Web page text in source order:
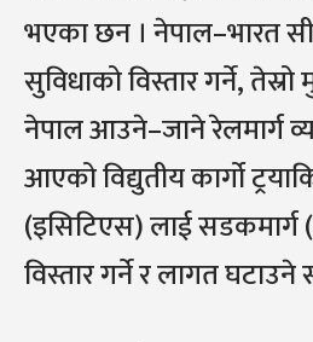
भएका छन । नेपाल–भारत
सुविधाको विस्तार गर्ने,
नेपाल आउने–जाने रेलमार्ग
आएको विद्युतीय कार्गो
(इसिटिएस) लाई सडकमार्ग
विस्तार गर्ने र लागत